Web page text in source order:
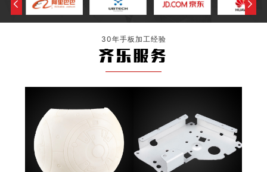
30年手板加工经验
齐乐服务